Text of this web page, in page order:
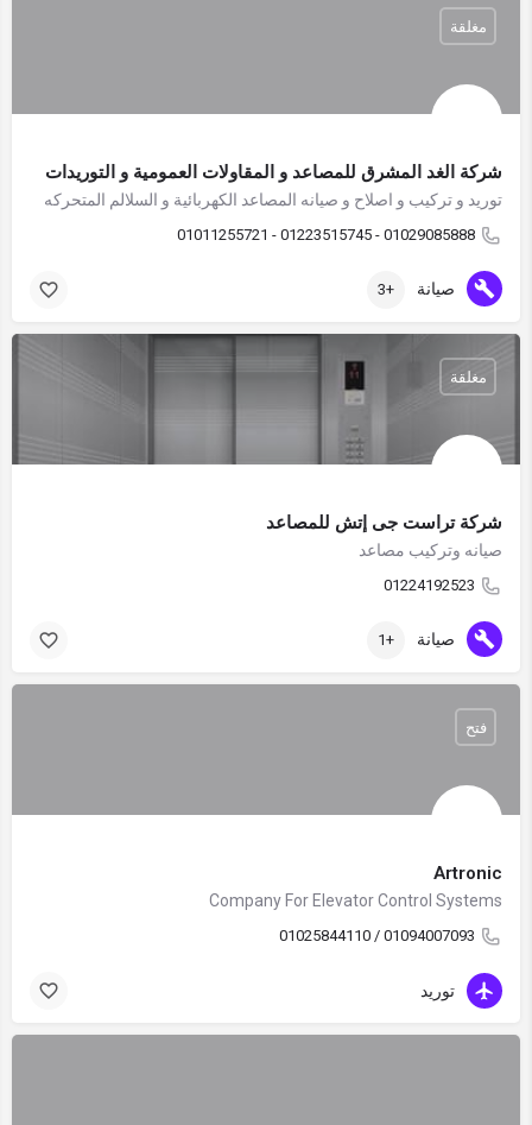
شركة الغد المشرق للمصاعد و المقاولات العمومية و التوريدات
توريد و تركيب و اصلاح و صيانه المصاعد الكهربائية و السلالم المتحركه
01029085888 - 01223515745 - 01011255721
مغلقة
صيانة +3
شركة تراست جى إتش للمصاعد
صيانه وتركيب مصاعد
01224192523
مغلقة
صيانة +1
Artronic
Company For Elevator Control Systems
01094007093 / 01025844110
فتح
توريد